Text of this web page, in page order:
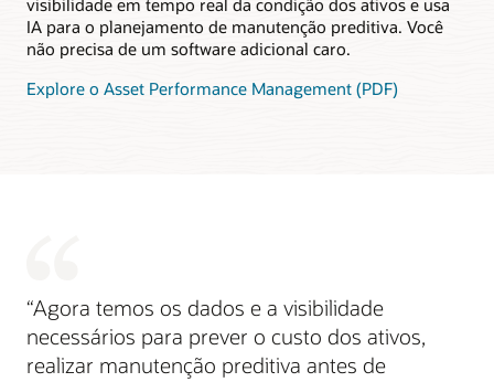
IA para o planejamento de manutenção preditiva. Você
não precisa de um software adicional caro.
Explore o Asset Performance Management (PDF)
“Agora temos os dados e a visibilidade
necessários para prever o custo dos ativos,
realizar manutenção preditiva antes de